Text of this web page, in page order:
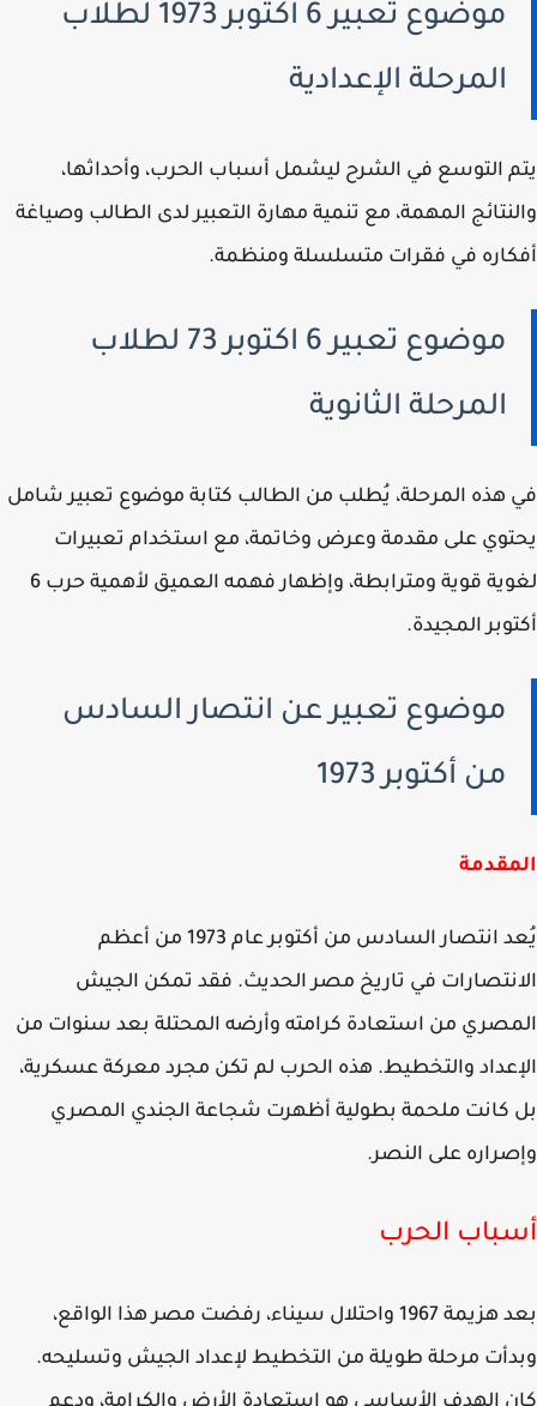
موضوع تعبير 6 اكتوبر 1973 لطلاب
المرحلة الإعدادية
التوسع في الشرح ليشمل أسباب الحرب، وأحداثها،
المهمة، مع تنمية مهارة التعبير لدى الطالب وصياغة
في فقرات متسلسلة ومنظمة.
موضوع تعبير 6 اكتوبر 73 لطلاب
المرحلة الثانوية
هذه المرحلة، يُطلب من الطالب كتابة موضوع تعبير شامل
على مقدمة وعرض وخاتمة، مع استخدام تعبيرات
لغوية قوية ومترابطة، وإظهار فهمه العميق لأهمية حرب 6
المجيدة.
موضوع تعبير عن انتصار السادس
من أكتوبر 1973
يُعد انتصار السادس من أكتوبر عام 1973 من أعظم
في تاريخ مصر الحديث. فقد تمكن الجيش
من استعادة كرامته وأرضه المحتلة بعد سنوات من
والتخطيط. هذه الحرب لم تكن مجرد معركة عسكرية،
كانت ملحمة بطولية أظهرت شجاعة الجندي المصري
على النصر.
الحرب
بعد هزيمة 1967 واحتلال سيناء، رفضت مصر هذا الواقع،
مرحلة طويلة من التخطيط لإعداد الجيش وتسليحه.